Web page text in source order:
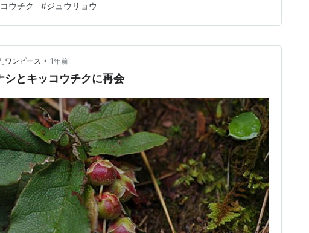
ウチク #ジュウリョウ
ワンピース • 1年前
シとキッコウチクに再会